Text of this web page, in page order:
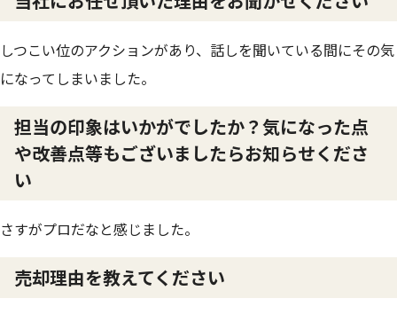
しつこい位のアクションがあり、話しを聞いている間にその気
になってしまいました。
担当の印象はいかがでしたか？気になった点
や改善点等もございましたらお知らせくださ
い
さすがプロだなと感じました。
売却理由を教えてください